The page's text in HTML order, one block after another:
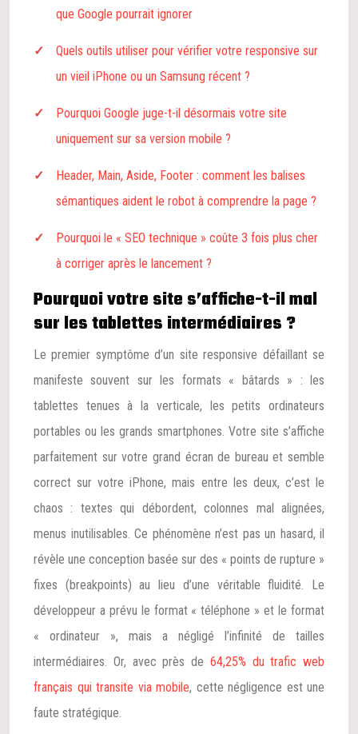
que Google pourrait ignorer
Quels outils utiliser pour vérifier votre responsive sur
un vieil iPhone ou un Samsung récent ?
Pourquoi Google juge-t-il désormais votre site
uniquement sur sa version mobile ?
Header, Main, Aside, Footer : comment les balises
sémantiques aident le robot à comprendre la page ?
Pourquoi le « SEO technique » coûte 3 fois plus cher
à corriger après le lancement ?
Pourquoi votre site s’affiche-t-il mal
sur les tablettes intermédiaires ?
Le premier symptôme d’un site responsive défaillant se
manifeste souvent sur les formats « bâtards » : les
tablettes tenues à la verticale, les petits ordinateurs
portables ou les grands smartphones. Votre site s’affiche
parfaitement sur votre grand écran de bureau et semble
correct sur votre iPhone, mais entre les deux, c’est le
chaos : textes qui débordent, colonnes mal alignées,
menus inutilisables. Ce phénomène n’est pas un hasard, il
révèle une conception basée sur des « points de rupture »
fixes (breakpoints) au lieu d’une véritable fluidité. Le
développeur a prévu le format « téléphone » et le format
« ordinateur », mais a négligé l’infinité de tailles
intermédiaires. Or, avec près de 64,25% du trafic web
français qui transite via mobile, cette négligence est une
faute stratégique.